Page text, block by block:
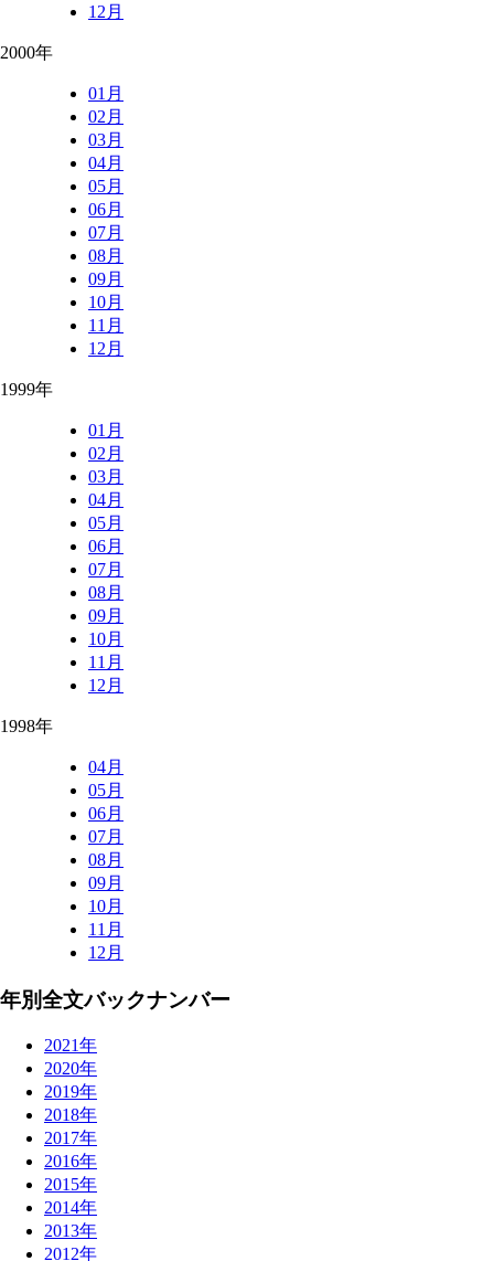
12月
2000年
01月
02月
03月
04月
05月
06月
07月
08月
09月
10月
11月
12月
1999年
01月
02月
03月
04月
05月
06月
07月
08月
09月
10月
11月
12月
1998年
04月
05月
06月
07月
08月
09月
10月
11月
12月
年別全文バックナンバー
2021年
2020年
2019年
2018年
2017年
2016年
2015年
2014年
2013年
2012年